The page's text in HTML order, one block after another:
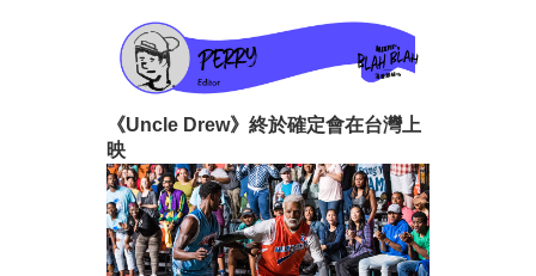
《Uncle Drew》終於確定會在台灣上
映